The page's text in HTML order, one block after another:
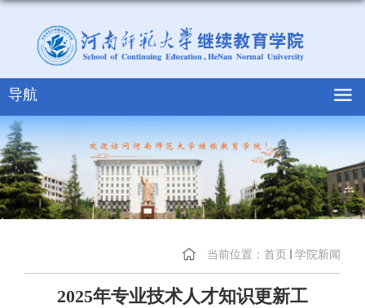
导航
当前位置： 首页 学院新闻
2025年专业技术人才知识更新工